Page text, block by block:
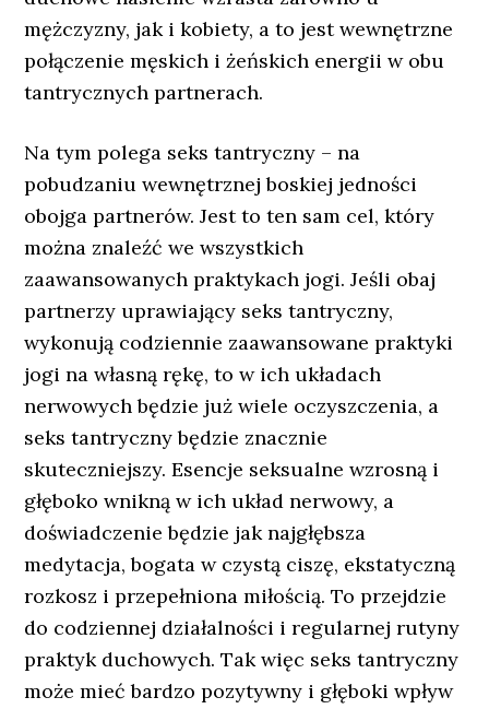
mężczyzny, jak i kobiety, a to jest wewnętrzne
połączenie męskich i żeńskich energii w obu
tantrycznych partnerach.
Na tym polega seks tantryczny – na
pobudzaniu wewnętrznej boskiej jedności
obojga partnerów. Jest to ten sam cel, który
można znaleźć we wszystkich
zaawansowanych praktykach jogi. Jeśli obaj
partnerzy uprawiający seks tantryczny,
wykonują codziennie zaawansowane praktyki
jogi na własną rękę, to w ich układach
nerwowych będzie już wiele oczyszczenia, a
seks tantryczny będzie znacznie
skuteczniejszy. Esencje seksualne wzrosną i
głęboko wnikną w ich układ nerwowy, a
doświadczenie będzie jak najgłębsza
medytacja, bogata w czystą ciszę, ekstatyczną
rozkosz i przepełniona miłością. To przejdzie
do codziennej działalności i regularnej rutyny
praktyk duchowych. Tak więc seks tantryczny
może mieć bardzo pozytywny i głęboki wpływ